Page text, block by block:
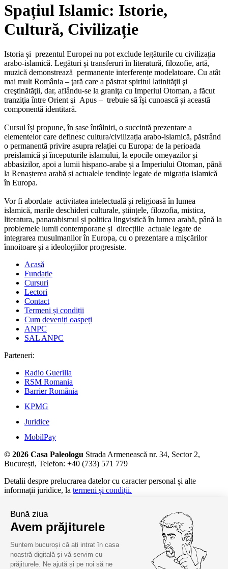
Spațiul Islamic: Istorie,
Cultură, Civilizație
Istoria și prezentul Europei nu pot exclude legăturile cu civilizația
arabo-islamică. Legături și transferuri în literatură, filozofie, artă,
muzică demonstrează permanente interferențe modelatoare. Cu atât
mai mult România – ţară care a păstrat spiritul latinităţii şi
creştinătăţii, dar, aflându-se la graniţa cu Imperiul Otoman, a făcut
tranziţia între Orient şi Apus – trebuie să își cunoască și această
componentă identitară.
Cursul își propune, în șase întâlniri, o succintă prezentare a
elementelor care definesc cultura/civilizația arabo-islamică, păstrând
o permanentă privire asupra relației cu Europa: de la perioada
preislamică și începuturile islamului, la epocile omeyazilor și
abbasizilor, apoi a lumii hispano-arabe și a Imperiului Otoman, până
la Renașterea arabă și actualele tendințe legate de migrația islamică
în Europa.
Vor fi abordate activitatea intelectuală și religioasă în lumea
islamică, marile deschideri culturale, științele, filozofia, mistica,
literatura, panarabismul și politica lingvistică în lumea arabă, până la
problemele lumii contemporane și direcțiile actuale legate de
integrarea musulmanilor în Europa, cu o prezentare a mișcărilor
înnoitoare și a ideologiilor progresiste.
Acasă
Fundație
Cursuri
Lectori
Contact
Termeni și condiții
Cum deveniți oaspeți
ANPC
SAL ANPC
Parteneri:
Radio Guerilla
RSM Romania
Barrier România
KPMG
Juridice
MobilPay
© 2026 Casa Paleologu Strada Armenească nr. 34, Sector 2,
București, Telefon: +40 (733) 571 779
Detalii despre prelucrarea datelor cu caracter personal și alte
informații juridice, la termeni și condiții.
Bună ziua
Avem prăjiturele
Suntem bucuroși că ați intrat în casa
noastră digitală și vă servim cu
prăjiturele. Ne ajută și pe noi să ne